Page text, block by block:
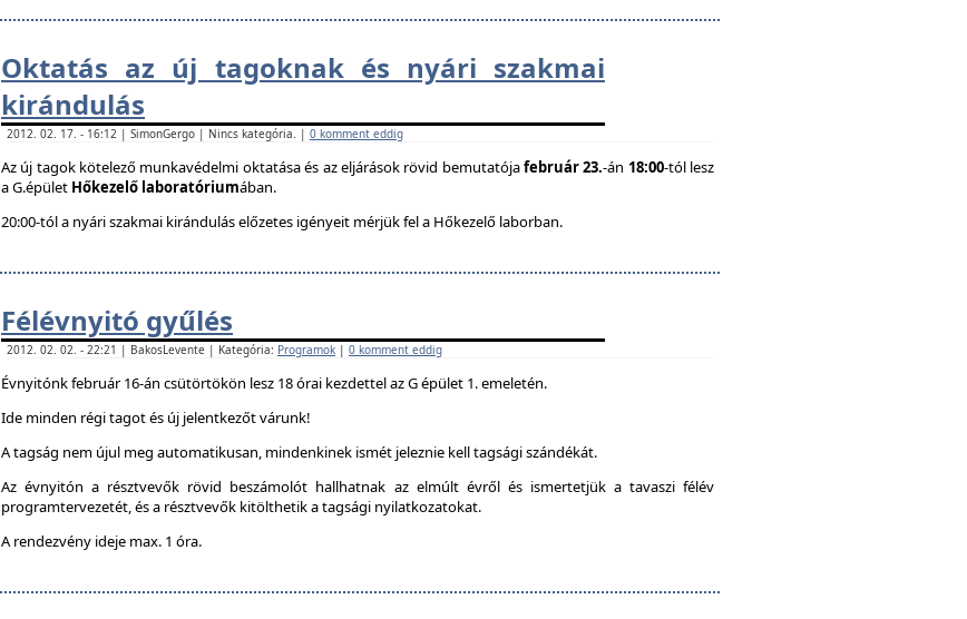
Oktatás az új tagoknak és nyári szakmai
kirándulás
2012. 02. 17. - 16:12 | SimonGergo | Nincs kategória. | 0 komment eddig
Az új tagok kötelező munkavédelmi oktatása és az eljárások rövid bemutatójafebruár 23.-án 18:00-tól lesz
a G.épület Hőkezelő laboratóriumában.
20:00-tól a nyári szakmai kirándulás előzetes igényeit mérjük fel a Hőkezelő laborban.
Félévnyitó gyűlés
2012. 02. 02. - 22:21 | BakosLevente | Kategória: Programok | 0 komment eddig
Évnyitónk február 16-án csütörtökön lesz 18 órai kezdettel az G épület 1. emeletén.
Ide minden régi tagot és új jelentkezőt várunk!
A tagság nem újul meg automatikusan, mindenkinek ismét jeleznie kell tagsági szándékát.
Az évnyitón a résztvevők rövid beszámolót hallhatnak az elmúlt évről és ismertetjük a tavaszi félév
programtervezetét, és a résztvevők kitölthetik a tagsági nyilatkozatokat.
A rendezvény ideje max. 1 óra.